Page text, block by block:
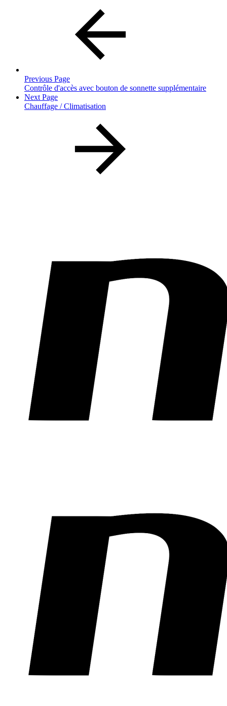
Previous Page
Contrôle d'accès avec bouton de sonnette supplémentaire
Next Page
Chauffage / Climatisation